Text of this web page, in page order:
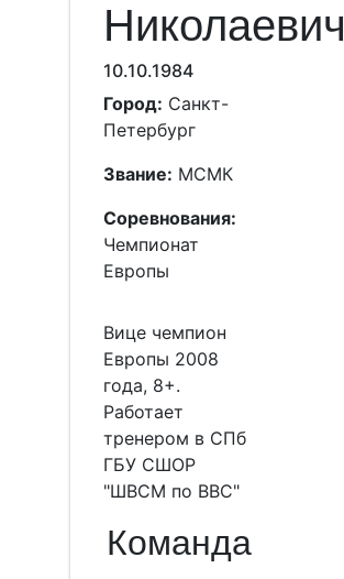
Николаевич
10.10.1984
Город: Санкт-
Петербург
Звание: МСМК
Соревнования:
Чемпионат
Европы
Вице чемпион
Европы 2008
года, 8+.
Работает
тренером в СПб
ГБУ СШОР
"ШВСМ по ВВС"
Команда